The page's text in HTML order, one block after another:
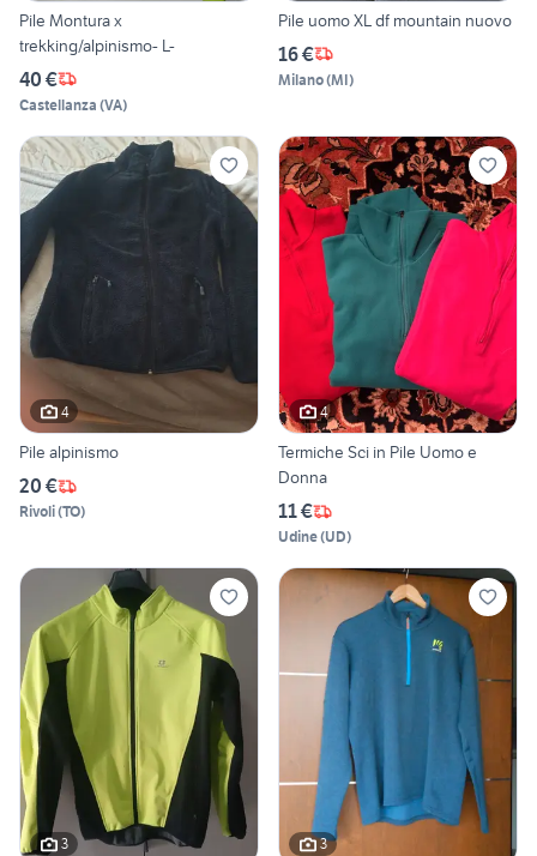
Pile Montura x
trekking/alpinismo- L-
40 €
Castellanza (VA)
Pile uomo XL df mountain nuovo
16 €
Milano(MI)
4
Pile alpinismo
20 €
Rivoli(TO)
4
Termiche Sci in Pile Uomo e
Donna
11 €
Udine(UD)
3 3